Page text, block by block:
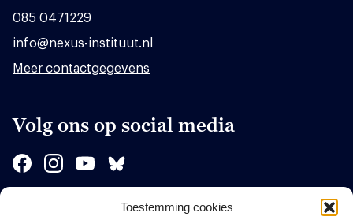
Toestemming cookies
085 0471229
info@nexus-instituut.nl
Meer contactgegevens
Volg ons op social media